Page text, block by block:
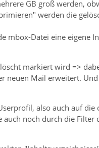
GB groß werden,
werden die
mbox-Datei eine eigene
markiert wird =>
neuen Mail erweitert.
also auch auf die
auch noch durch die Filter